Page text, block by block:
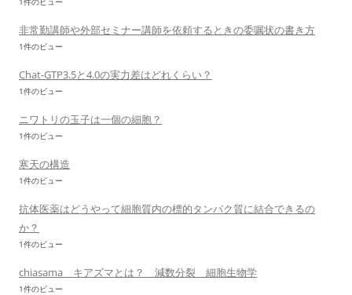
非常勤講師や外部セミナー講師を依頼するときの委嘱状の書き方
1件のビュー
Chat-GTP3.5と4.0の実力差はどれくらい？
1件のビュー
ニワトリの玉子は一個の細胞？
1件のビュー
寒天の構造
1件のビュー
抗体医薬はどうやって細胞質内の標的タンパク質に結合できるの
か？
1件のビュー
chiasama キアズマとは？ 減数分裂 細胞生物学
1件のビュー